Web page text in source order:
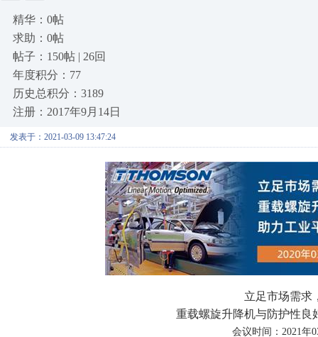
精华：0帖
求助：0帖
帖子：150帖 | 26回
年度积分：77
历史总积分：3189
注册：2017年9月14日
发表于：2021-03-09 13:47:24
立足市场需求
重载螺旋升降机与防护性良
会议时间：2021年